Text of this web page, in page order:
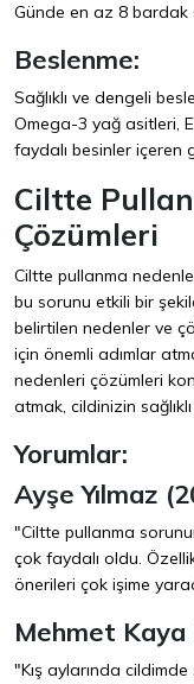
Günde en az 8 bardak
Beslenme:
Sağlıklı ve dengeli
Omega-3 yağ asitleri,
faydalı besinler içeren
Ciltte
Çözümleri
Ciltte pullanma
bu sorunu etkili bir
belirtilen nedenler ve
için önemli adımlar
nedenleri çözümleri
atmak, cildinizin
Yorumlar:
Ayşe Yılmaz
"Ciltte pullanma
çok faydalı oldu.
önerileri çok işime
Mehmet Kaya
"Kış aylarında